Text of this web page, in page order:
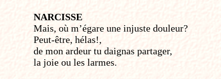
NARCISSE
Mais, où m’égare une injuste douleur?
Peut-être, hélas!,
de mon ardeur tu daignas partager,
la joie ou les larmes.